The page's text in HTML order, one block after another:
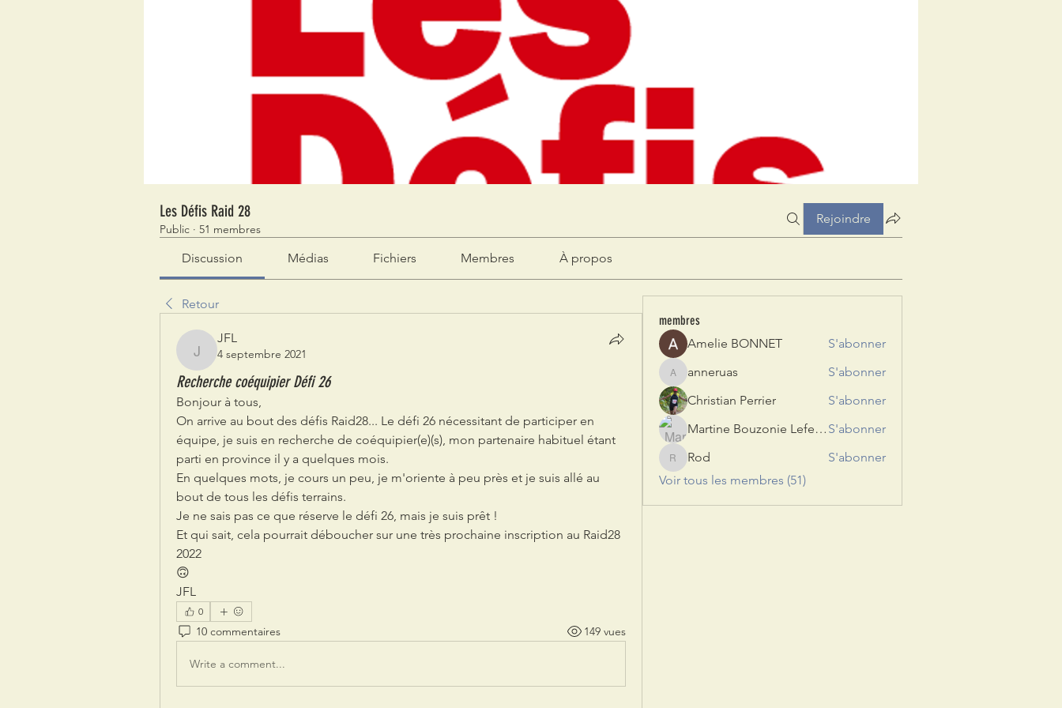
Les Défis Raid 28
Public · 51 membres
Rejoindre
Discussion Médias Fichiers Membres À propos
Retour
JFL
JFL
4 septembre 2021
Recherche coéquipier Défi 26
Bonjour à tous,
On arrive au bout des défis Raid28... Le défi 26 nécessitant de participer en
équipe, je suis en recherche de coéquipier(e)(s), mon partenaire habituel étant
parti en province il y a quelques mois.
En quelques mots, je cours un peu, je m'oriente à peu près et je suis allé au
bout de tous les défis terrains.
Je ne sais pas ce que réserve le défi 26, mais je suis prêt !
Et qui sait, cela pourrait déboucher sur une très prochaine inscription au Raid28
2022
🙃
JFL
0
10 commentaires 149 vues
Write a comment...
membres
Amelie BONNET
S'abonner
anneruas
anneruas
S'abonner
Christian Perrier
S'abonner
Martine Bouzonie Lefevre S'abonner
Rod
Rod
S'abonner
Voir tous les membres (51)